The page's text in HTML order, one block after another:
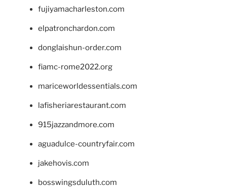
fujiyamacharleston.com
elpatronchardon.com
donglaishun-order.com
fiamc-rome2022.org
mariceworldessentials.com
lafisheriarestaurant.com
915jazzandmore.com
aguadulce-countryfair.com
jakehovis.com
bosswingsduluth.com